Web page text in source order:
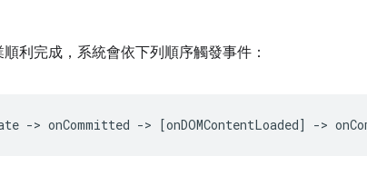
利完成，系統會依下列順序觸發事件：